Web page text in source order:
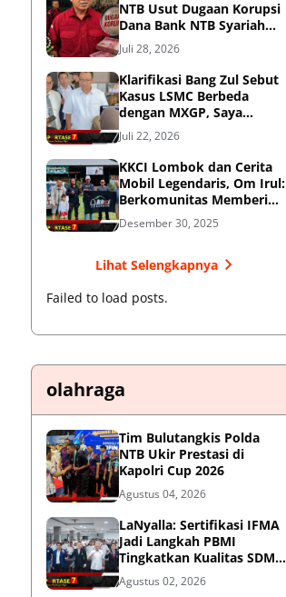
NTB Usut Dugaan Korupsi
Dana Bank NTB Syariah
untuk MXGP 2023
Juli 28, 2026
Klarifikasi Bang Zul Sebut
Kasus LSMC Berbeda
dengan MXGP, Saya
Dipanggil Sebagai Saksi
Juli 22, 2026
KKCI Lombok dan Cerita
Mobil Legendaris, Om Irul:
Berkomunitas Memberi
Manfaat dan Membangun
Imej Positif
Desember 30, 2025
Lihat Selengkapnya
Failed to load posts.
olahraga
Tim Bulutangkis Polda
NTB Ukir Prestasi di
Kapolri Cup 2026
Agustus 04, 2026
LaNyalla: Sertifikasi IFMA
Jadi Langkah PBMI
Tingkatkan Kualitas SDM
Muaythai
Agustus 02, 2026